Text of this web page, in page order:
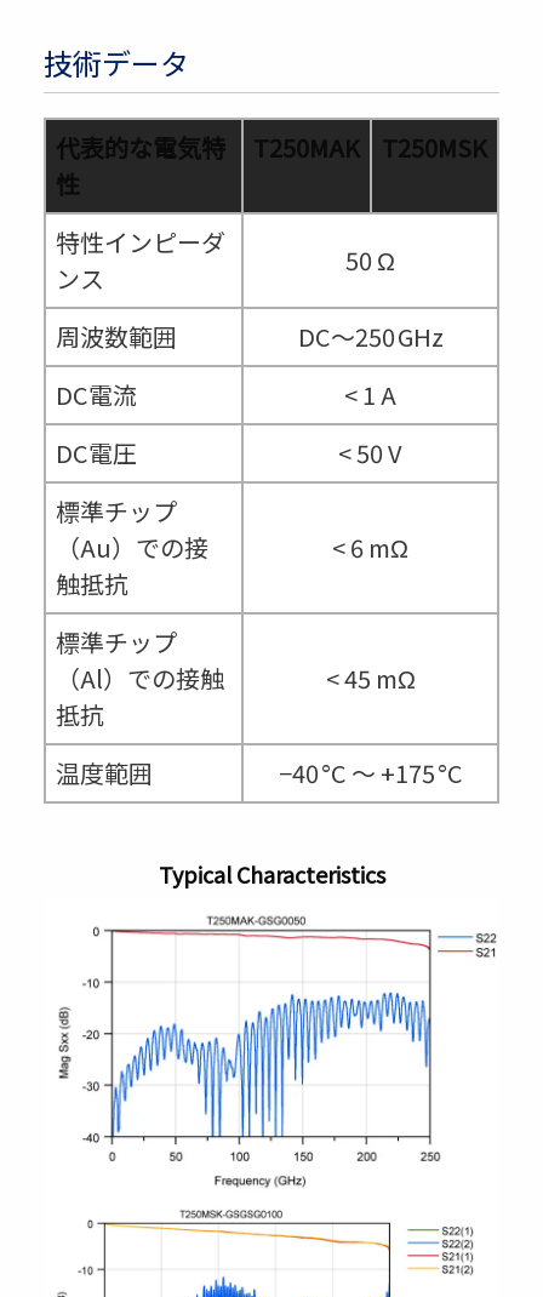
技術データ
代表的な電気特
性
T250MAK T250MSK
特性インピーダ
ンス
50 Ω
周波数範囲
DC～250 GHz
DC電流
< 1 A
DC電圧
< 50 V
標準チップ
（Au）での接
触抵抗
< 6 mΩ
標準チップ
（Al）での接触
抵抗
< 45 mΩ
温度範囲 −40 °C ～ +175 °C
Typical Characteristics